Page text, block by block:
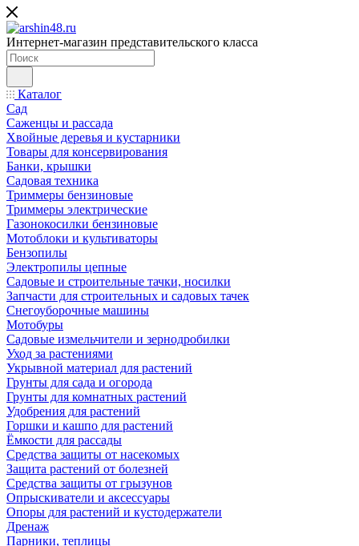
Интернет-магазин представительского класса
Каталог
Сад
Саженцы и рассада
Хвойные деревья и кустарники
Товары для консервирования
Банки, крышки
Садовая техника
Триммеры бензиновые
Триммеры электрические
Газонокосилки бензиновые
Мотоблоки и культиваторы
Бензопилы
Электропилы цепные
Садовые и строительные тачки, носилки
Запчасти для строительных и садовых тачек
Снегоуборочные машины
Мотобуры
Садовые измельчители и зернодробилки
Уход за растениями
Укрывной материал для растений
Грунты для сада и огорода
Грунты для комнатных растений
Удобрения для растений
Горшки и кашпо для растений
Ёмкости для рассады
Средства защиты от насекомых
Защита растений от болезней
Средства защиты от грызунов
Опрыскиватели и аксессуары
Опоры для растений и кустодержатели
Дренаж
Парники, теплицы